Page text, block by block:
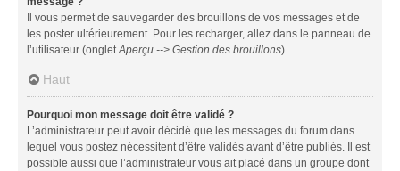
Il vous permet de sauvegarder des brouillons de vos messages et de
les poster ultérieurement. Pour les recharger, allez dans le panneau de
l’utilisateur (ongletAperçu --> Gestion des brouillons).
Haut
Pourquoi mon message doit être validé ?
L’administrateur peut avoir décidé que les messages du forum dans
lequel vous postez nécessitent d’être validés avant d’être publiés. Il est
possible aussi que l’administrateur vous ait placé dans un groupe dont